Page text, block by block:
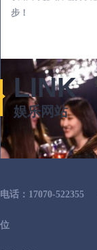
步！
LINK
娱乐网站
电话：17070-522355
位